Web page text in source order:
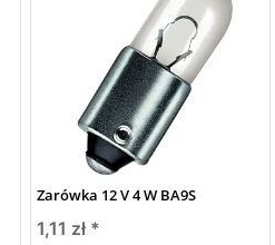
Zarówka 12 V 4 W BA9S
1,11 zł *